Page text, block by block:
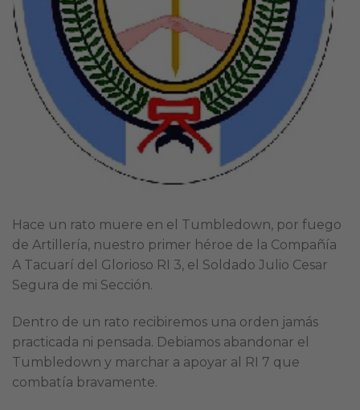
Hace un rato muere en el Tumbledown, por fuego
de Artillería, nuestro primer héroe de la Compañía
A Tacuarí del Glorioso RI 3, el Soldado Julio Cesar
Segura de mi Sección.
Dentro de un rato recibiremos una orden jamás
practicada ni pensada. Debiamos abandonar el
Tumbledown y marchar a apoyar al RI 7 que
combatía bravamente.